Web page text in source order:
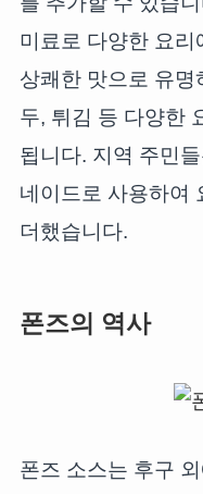
미료로 다양한 요
상쾌한 맛으로 유
두, 튀김 등 다양한
됩니다. 지역 주민
네이드로 사용하여
더했습니다.
폰즈의 역사
폰즈 소스는 후구